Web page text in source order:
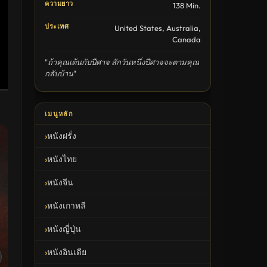
ความยาว 138 Min.
ประเทศ
United States, Australia,
Canada
"ถ้าคุณเต้นกับปีศาจ สักวันหนึ่งปีศาจจะตามคุณ
กลับบ้าน"
เมนูหลัก
หนังฝรั่ง
หนังไทย
หนังจีน
หนังเกาหลี
หนังญี่ปุ่น
หนังอินเดีย